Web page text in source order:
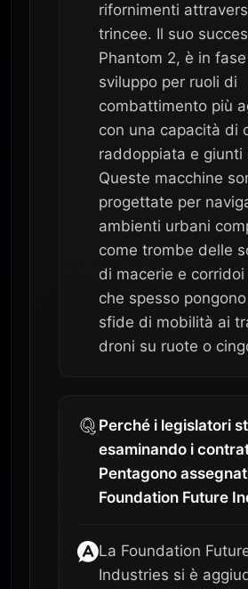
rifornimenti
trincee. Il suo
Phantom 2, è in
sviluppo per ruoli di
combattimento più
con una capacità di
raddoppiata e giunti
Queste macchine
progettate per
ambienti urbani
come trombe delle
di macerie e
che spesso
sfide di mobilità ai
droni su ruote o
Perché i legislatori
esaminando i
Pentagono
Foundation Future
La Foundation
Industries si è